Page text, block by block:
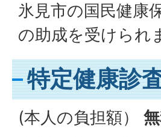
氷見市の国民健康
の助成を受けられ
特定健康診
(本人の負担額）